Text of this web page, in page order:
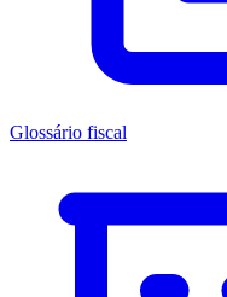
Glossário fiscal